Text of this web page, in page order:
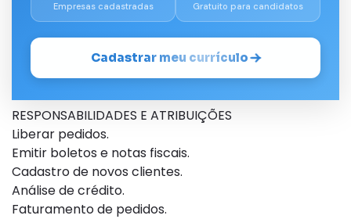
Empresas cadastradas Gratuito para candidatos
Cadastrar meu currículo
RESPONSABILIDADES E ATRIBUIÇÕES
Liberar pedidos.
Emitir boletos e notas fiscais.
Cadastro de novos clientes.
Análise de crédito.
Faturamento de pedidos.